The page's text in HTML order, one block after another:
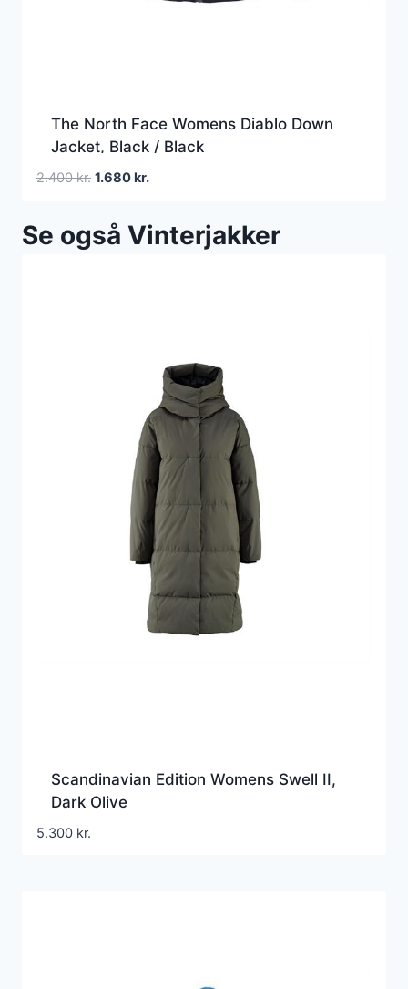
The North Face Womens Diablo Down
Jacket, Black / Black
2.400kr. Den
pris
var:
1.680kr.Den
er:
Se også Vinterjakker
Scandinavian Edition Womens Swell II,
Dark Olive
5.300 kr.